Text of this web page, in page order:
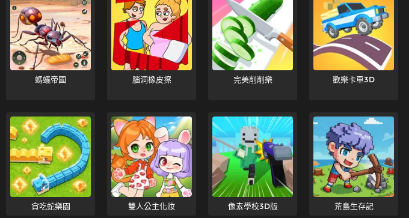
螞蟻帝國 腦洞橡皮擦 完美削削樂 歡樂卡車3D
貪吃蛇樂園 雙人公主化妝 像素學校3D版 荒島生存記